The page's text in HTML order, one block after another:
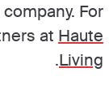
For
at Haute
Living
.